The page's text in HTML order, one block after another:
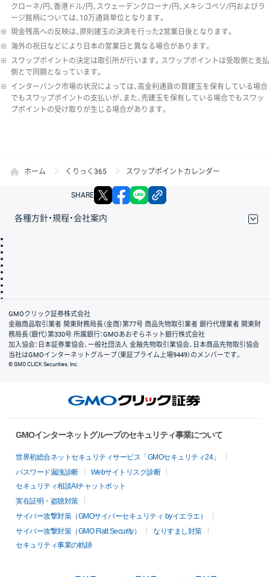
クローネ/円、香港ドル/円、スウェーデンクローナ/円、メキシコペソ/円およびラ
ージ銘柄については、10万通貨単位となります。
※ 現金残高への反映は、原則建玉の決済を行った2営業日後となります。
※ 海外の祝日などにより日本の営業日と異なる場合があります。
※ スワップポイントの決定は取引所が行います。スワップポイントは受取側と支払
側とで同額となっています。
※ インターバンク市場の状況によっては、高金利通貨の買建玉を保有している場合
でもスワップポイントの支払いが、また、売建玉を保有している場合でもスワッ
プポイントの受け取りが生じる場合があります。
ホーム くりっく365 スワップポイントカレンダー
SHARE X facebook
各種方針・規程・会社案内
会社案内
GMOクリック証券株式会社
金融商品取引業者 関東財務局長（金商）第77号 商品先物取引業者 銀行代理業者 関東財
務局長（銀代）第330号 所属銀行：GMOあおぞらネット銀行株式会社
加入協会：日本証券業協会、一般社団法人 金融先物取引業協会、日本商品先物取引協会
当社はGMOインターネットグループ（東証プライム上場9449）のメンバーです。
© GMO CLICK Securities, Inc.
GMOインターネットグループのセキュリティ事業について
世界初総合ネットセキュリティサービス「GMOセキュリティ24」
パスワード漏洩診断
Webサイトリスク診断
セキュリティ相談AIチャットボット
実在証明・盗聴対策
サイバー攻撃対策（GMOサイバーセキュリティ byイエラエ）
サイバー攻撃対策（GMO Flatt Security）
なりすまし対策
セキュリティ事業の軌跡